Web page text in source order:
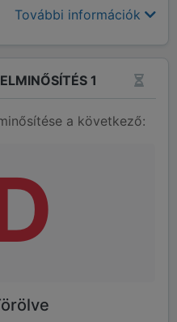
További információk
1
a következő: